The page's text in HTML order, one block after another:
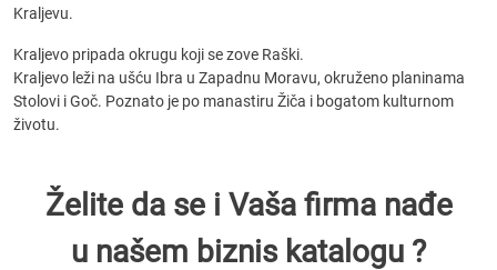
Kraljevu.
Kraljevo pripada okrugu koji se zove Raški.
Kraljevo leži na ušću Ibra u Zapadnu Moravu, okruženo planinama
Stolovi i Goč. Poznato je po manastiru Žiča i bogatom kulturnom
životu.
Želite da se i Vaša firma nađe
u našem biznis katalogu ?